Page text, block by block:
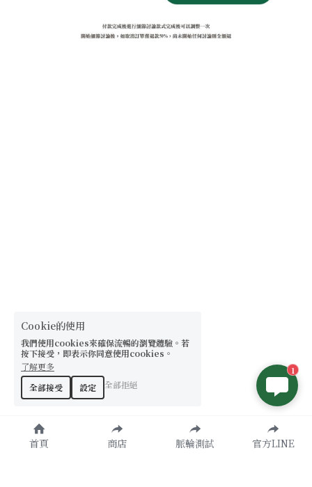
首頁 商店 脈輪測試 官方LINE
Cookie的使用
我們使用cookies來確保流暢的瀏覽體驗。若
按下接受，即表示你同意使用cookies。
了解更多
全部接受
設定 全部拒絕
1